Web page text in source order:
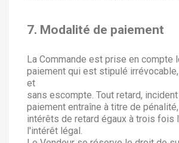
7. Modalité de paiement
La Commande est prise en compte
paiement qui est stipulé
et
sans escompte. Tout retard,
paiement entraîne à titre de
intérêts de retard égaux à trois fois
l'intérêt légal.